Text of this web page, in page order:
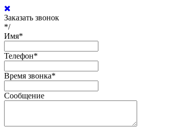
Заказать звонок
*/
Имя*
Телефон*
Время звонка*
Сообщение